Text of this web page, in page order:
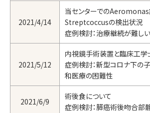
2021/4/14
当センターでのAeromonas
Streptcoccusの検出状況
症例検討：治療継続が難し
2021/5/12
内視鏡手術装置と臨床工学
症例検討：新型コロナ下の
和医療の困難性
2021/6/9
術後食について
症例検討：膵癌術後吻合部